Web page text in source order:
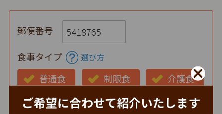
ご希望に合わせて紹介いたします
郵便番号
食事タイプ 選び方
普通食 制限食
介護食
お弁当の状態